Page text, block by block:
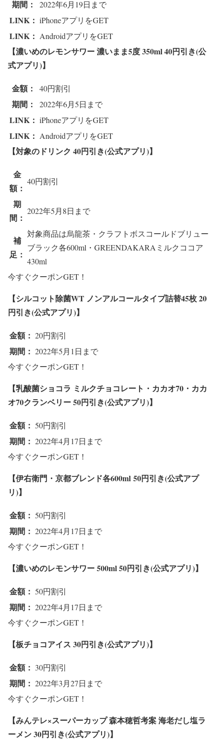
期間： 2022年6月19日まで
LINK： iPhoneアプリをGET
LINK： AndroidアプリをGET
【濃いめのレモンサワー 濃いまま5度 350ml40円引き(公
式アプリ)】
金額： 40円割引
期間： 2022年6月5日まで
LINK： iPhoneアプリをGET
LINK： AndroidアプリをGET
【対象のドリンク 40円引き(公式アプリ)】
金
額：
40円割引
期
間：
2022年5月8日まで
補
足：
対象商品は烏龍茶・クラフトボスコールドブリュー
ブラック各600ml・GREENDAKARAミルクココア
430ml
今すぐクーポンGET！
【シルコット除菌WT ノンアルコールタイプ詰替45枚20
円引き(公式アプリ)】
金額： 20円割引
期間： 2022年5月1日まで
今すぐクーポンGET！
【乳酸菌ショコラ ミルクチョコレート・カカオ70・カカ
オ70クランベリー50円引き(公式アプリ)】
金額： 50円割引
期間： 2022年4月17日まで
今すぐクーポンGET！
【伊右衛門・京都ブレンド各600ml 50円引き(公式アプ
リ)】
金額： 50円割引
期間： 2022年4月17日まで
今すぐクーポンGET！
【濃いめのレモンサワー 500ml50円引き(公式アプリ)】
金額： 50円割引
期間： 2022年4月17日まで
今すぐクーポンGET！
【板チョコアイス 30円引き(公式アプリ)】
金額： 30円割引
期間： 2022年3月27日まで
今すぐクーポンGET！
【みんテレ×スーパーカップ 森本穂哲考案 海老だし塩ラ
ーメン 30円引き(公式アプリ)】